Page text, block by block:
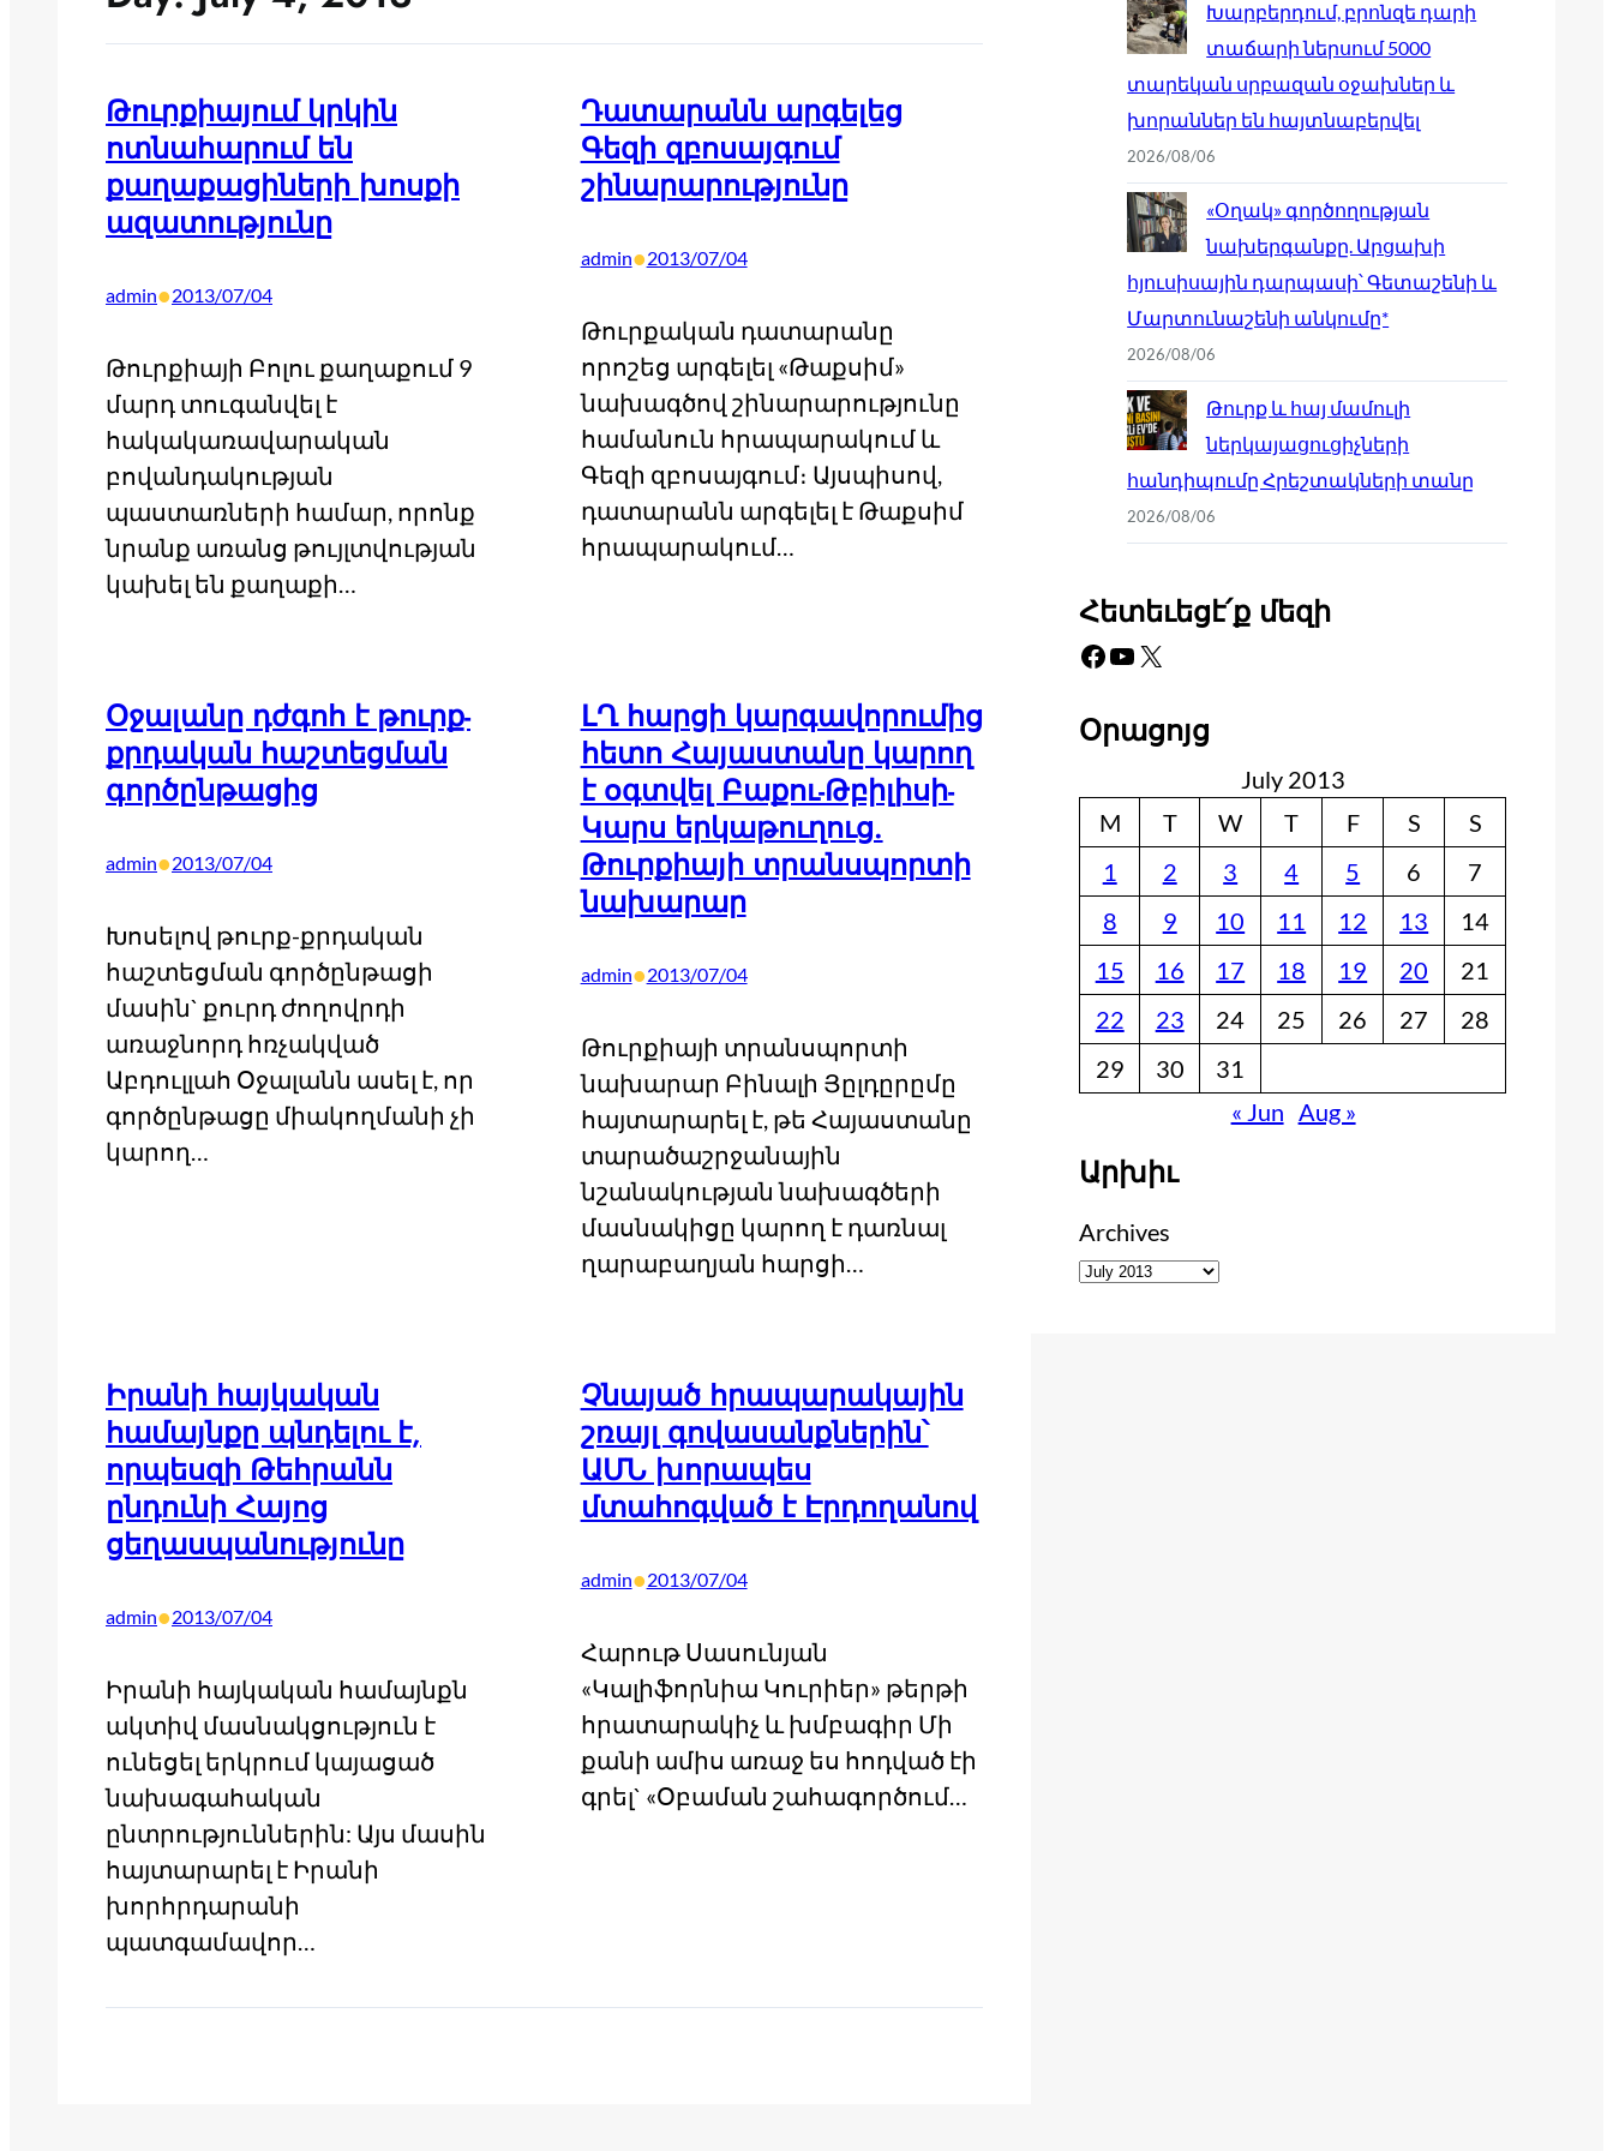
Թուրքիայում կրկին
ոտնահարում են
քաղաքացիների խոսքի
ազատությունը
admin•2013/07/04
Թուրքիայի Բոլու քաղաքում 9
մարդ տուգանվել է
հակակառավարական
բովանդակության
պաստառների համար, որոնք
նրանք առանց թույլտվության
կախել են քաղաքի…
Դատարանն արգելեց
Գեզի զբոսայգում
շինարարությունը
admin•2013/07/04
Թուրքական դատարանը
որոշեց արգելել «Թաքսիմ»
նախագծով շինարարությունը
համանուն հրապարակում և
Գեզի զբոսայգում։ Այսպիսով,
դատարանն արգելել է Թաքսիմ
հրապարակում…
Օջալանը դժգոհ է թուրք-
քրդական հաշտեցման
գործընթացից
admin•2013/07/04
Խոսելով թուրք-քրդական
հաշտեցման գործընթացի
մասին` քուրդ ժողովրդի
առաջնորդ հռչակված
Աբդուլլահ Օջալանն ասել է, որ
գործընթացը միակողմանի չի
կարող…
ԼՂ հարցի կարգավորումից
հետո Հայաստանը կարող
է օգտվել Բաքու-Թբիլիսի-
Կարս երկաթուղուց.
Թուրքիայի տրանսպորտի
նախարար
admin•2013/07/04
Թուրքիայի տրանսպորտի
նախարար Բինալի Յըլդըրըմը
հայտարարել է, թե Հայաստանը
տարածաշրջանային
նշանակության նախագծերի
մասնակիցը կարող է դառնալ
ղարաբաղյան հարցի…
Իրանի հայկական
համայնքը պնդելու է,
որպեսզի Թեհրանն
ընդունի Հայոց
ցեղասպանությունը
admin•2013/07/04
Իրանի հայկական համայնքն
ակտիվ մասնակցություն է
ունեցել երկրում կայացած
նախագահական
ընտրություններին: Այս մասին
հայտարարել է Իրանի
խորհրդարանի
պատգամավոր…
Չնայած հրապարակային
շռայլ գովասանքներին՝
ԱՄՆ խորապես
մտահոգված է Էրդողանով
admin•2013/07/04
Հարութ Սասունյան
«Կալիֆորնիա Կուրիեր» թերթի
հրատարակիչ և խմբագիր Մի
քանի ամիս առաջ ես հոդված էի
գրել` «Օբաման շահագործում…
Խարբերդում, բրոնզե դարի
տաճարի ներսում 5000
տարեկան սրբազան օջախներ և
խորաններ են հայտնաբերվել
2026/08/06
«Օղակ» գործողության
նախերգանքը. Արցախի
հյուսիսային դարպասի՝ Գետաշենի և
Մարտունաշենի անկումը*
2026/08/06
Թուրք և հայ մամուլի
ներկայացուցիչների
հանդիպումը Հրեշտակների տանը
2026/08/06
Հետեւեցէ՛ք մեզի
Facebook YouTube X
Օրացոյց
July 2013
M
T W T F S
S
1
2 3 4 5 6
7
8
9 10 11 12 13
14
15
16 17 18 19 20
21
22
23 24 25 26 27
28
29
30
31
« Jun Aug »
Արխիւ
Archives